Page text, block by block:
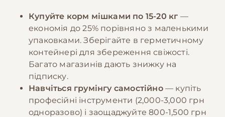
Купуйте корм мішками по 15-20 кг —
економія до 25% порівняно з маленькими
упаковками. Зберігайте в герметичному
контейнері для збереження свіжості.
Багато магазинів дають знижку на
підписку.
Навчіться грумінгу самостійно— купіть
професійні інструменти (2,000-3,000 грн
одноразово) і заощаджуйте 800-1,500 грн